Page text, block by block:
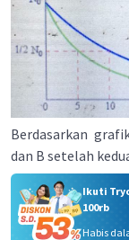
Berdasarkan
dan B setelah
Ikuti
100rb
Habis